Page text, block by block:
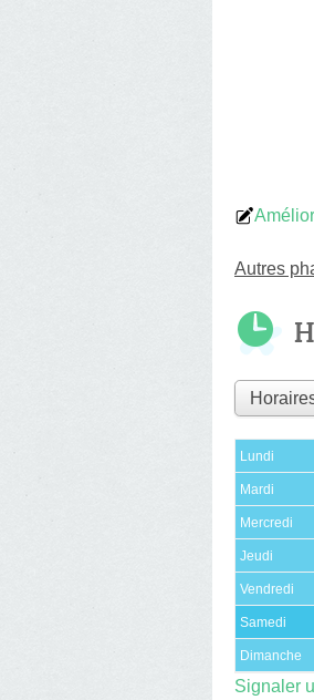
Autres
Lundi
Mardi
Mercredi
Jeudi
Vendredi
Samedi
Dimanche
Signaler